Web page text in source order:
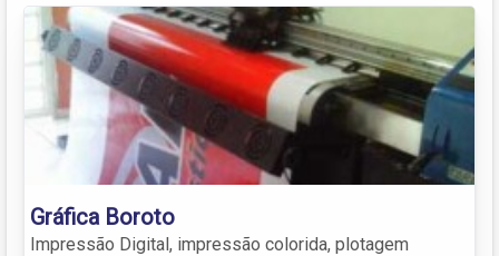
Gráfica Boroto
Impressão Digital, impressão colorida, plotagem